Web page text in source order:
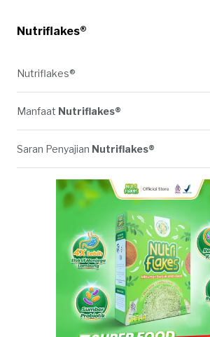
Nutriflakes®
Nutriflakes®
Manfaat Nutriflakes®
Saran Penyajian Nutriflakes®